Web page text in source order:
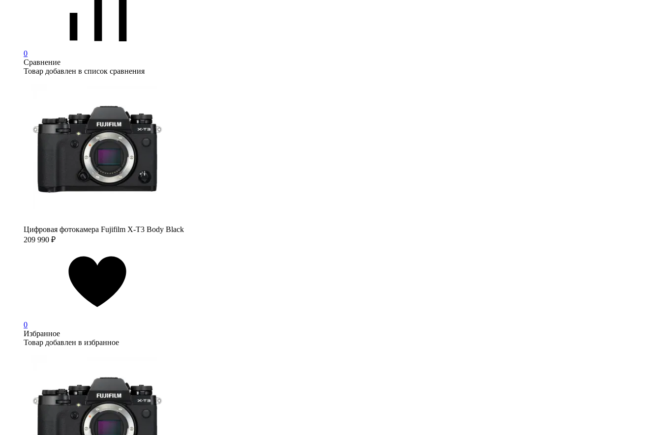
0
Сравнение
Товар добавлен в список сравнения
Цифровая фотокамера Fujifilm X-T3 Body Black
209 990 ₽
0
Избранное
Товар добавлен в избранное